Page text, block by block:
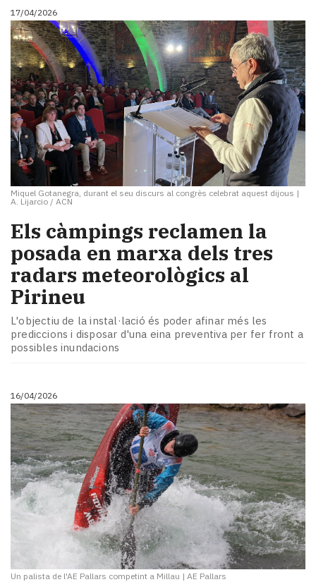
17/04/2026
Miquel Gotanegra, durant el seu discurs al congrès celebrat aquest dijous |
A. Lijarcio / ACN
Els càmpings reclamen la
posada en marxa dels tres
radars meteorològics al
Pirineu
L'objectiu de la instal·lació és poder afinar més les
prediccions i disposar d'una eina preventiva per fer front a
possibles inundacions
16/04/2026
Un palista de l'AE Pallars competint a Millau | AE Pallars